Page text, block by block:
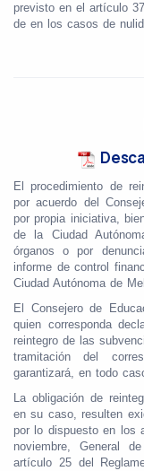
previsto en el artículo
de en los casos de
El procedimiento de
por acuerdo del
por propia iniciativa,
de la Ciudad
órganos o por
informe de control
Ciudad Autónoma de
El Consejero de
quien corresponda
reintegro de las
tramitación del
garantizará, en todo
La obligación de
en su caso, resulten
por lo dispuesto en los
noviembre, General
artículo 25 del